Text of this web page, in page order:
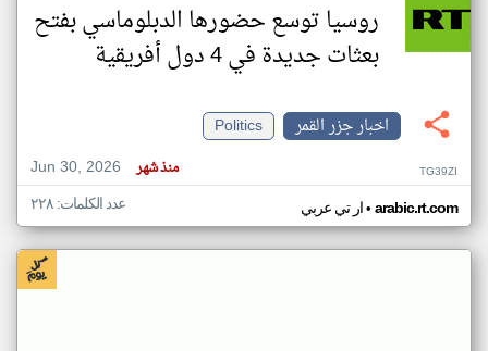
روسيا توسع حضورها الدبلوماسي بفتح
بعثات جديدة في 4 دول أفريقية
اخبار جزر القمر
Politics
Jun 30, 2026
منذ شهر TG39ZI
ار تي عربي• arabic.rt.com عدد الكلمات: ٢٢٨